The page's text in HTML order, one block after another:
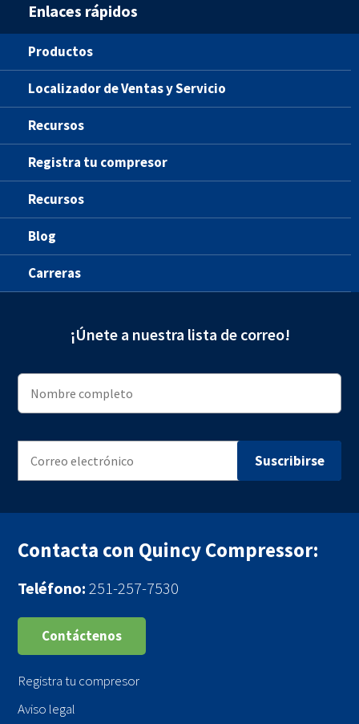
Enlaces rápidos
Productos
Localizador de Ventas y Servicio
Recursos
Registra tu compresor
Recursos
Blog
Carreras
¡Únete a nuestra lista de correo!
Contacta con Quincy Compressor:
Teléfono: 251-257-7530
Contáctenos
Registra tu compresor
Aviso legal